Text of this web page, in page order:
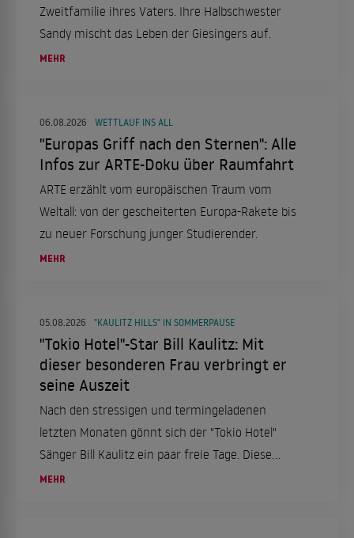
Zweitfamilie ihres Vaters. Ihre Halbschwester
Sandy mischt das Leben der Giesingers auf.
MEHR
06.08.2026 WETTLAUF INS ALL
"Europas Griff nach den Sternen": Alle
Infos zur ARTE-Doku über Raumfahrt
ARTE erzählt vom europäischen Traum vom
Weltall: von der gescheiterten Europa-Rakete bis
zu neuer Forschung junger Studierender.
MEHR
05.08.2026 "KAULITZ HILLS" IN SOMMERPAUSE
"Tokio Hotel"-Star Bill Kaulitz: Mit
dieser besonderen Frau verbringt er
seine Auszeit
Nach den stressigen und termingeladenen
letzten Monaten gönnt sich der "Tokio Hotel"
Sänger Bill Kaulitz ein paar freie Tage. Diese
verbringt er in Italien, genauer gesagt in Rom.
MEHR